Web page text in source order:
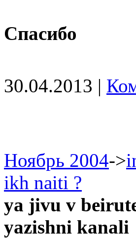
Спасибо
30.04.2013 |
Ноябрь 2004->
ikh naiti ?
ya jivu v
yazishni kanali